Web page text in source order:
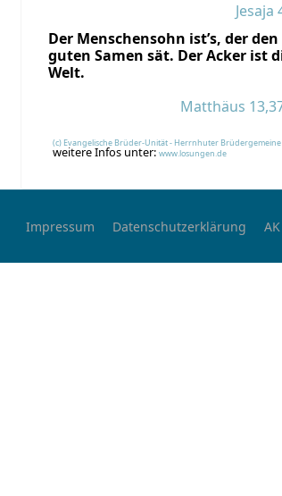
Jesaja
Der Menschensohn ist’s, der den
guten Samen sät. Der Acker ist
Welt.
Matthäus
(c) Evangelische Brüder-Unität - Herrnhuter Brüdergemeine
weitere Infos unter: www.losungen.de
Impressum Datenschutzerklärung